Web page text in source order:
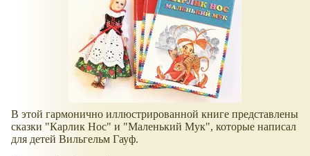
В этой гармонично иллюстрированной книге представлены
сказки "Карлик Нос" и "Маленький Мук", которые написал
для детей Вильгельм Гауф.